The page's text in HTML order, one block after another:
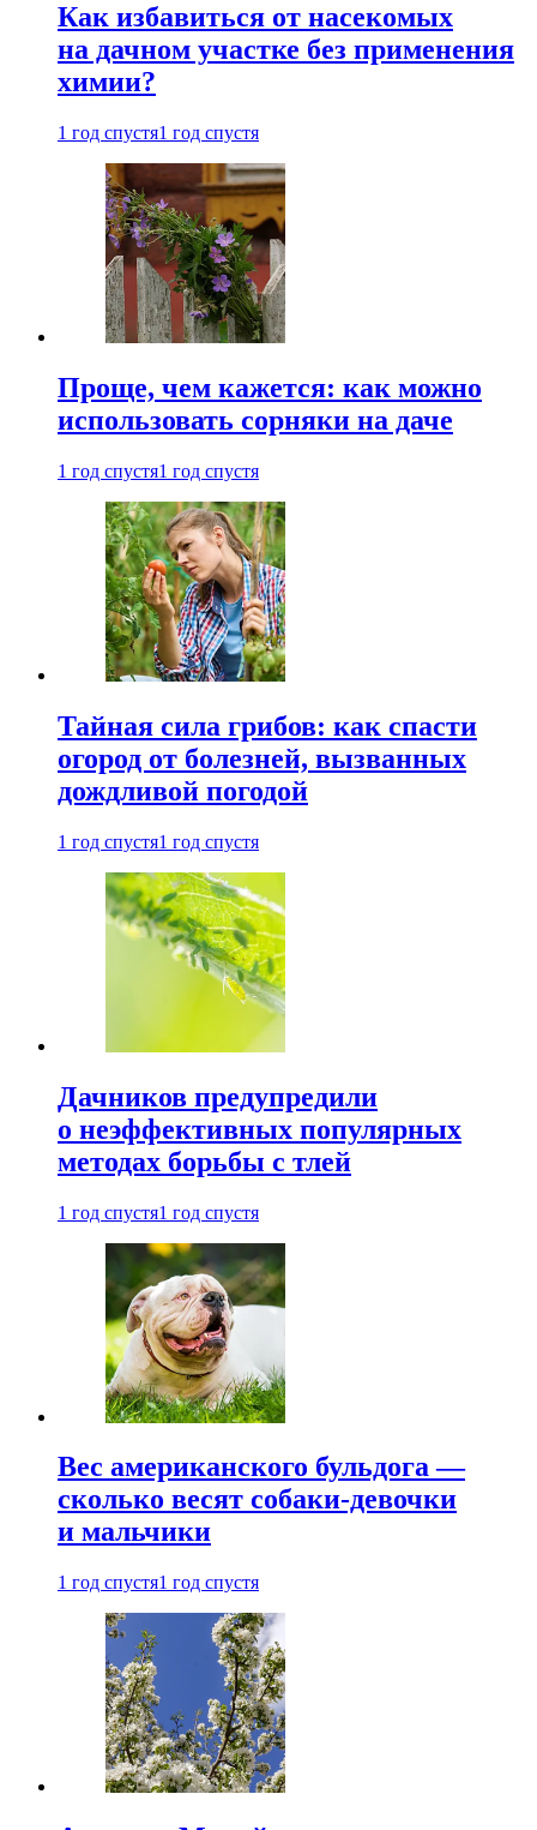
Как избавиться от насекомых
на дачном участке без применения
химии?
1 год спустя1 год спустя
Проще, чем кажется: как можно
использовать сорняки на даче
1 год спустя1 год спустя
Тайная сила грибов: как спасти
огород от болезней, вызванных
дождливой погодой
1 год спустя1 год спустя
Дачников предупредили
о неэффективных популярных
методах борьбы с тлей
1 год спустя1 год спустя
Вес американского бульдога —
сколько весят собаки-девочки
и мальчики
1 год спустя1 год спустя